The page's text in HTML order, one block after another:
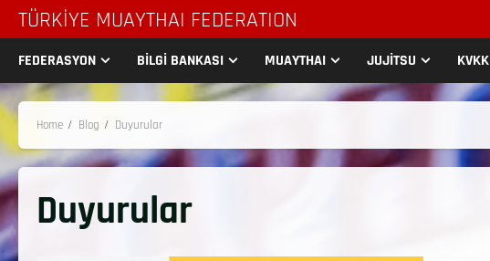
TÜRKIYE MUAYTHAI FEDERATION
FEDERASYON BİLGİ BANKASI MUAYTHAI JUJİTSU KVKK
Home Blog Duyurular
Duyurular